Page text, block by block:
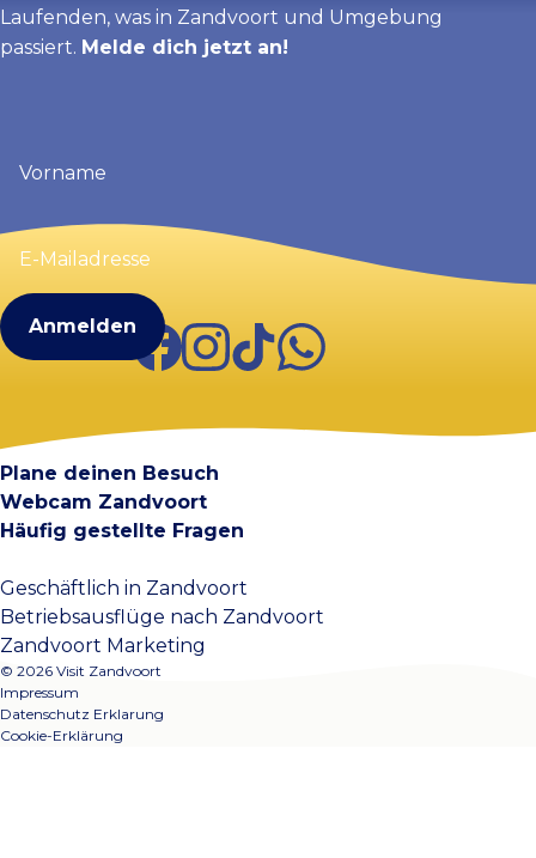
Laufenden, was in Zandvoort und Umgebung
passiert. Melde dich jetzt an!
(erforderlich)
E-
Mailadresse
FacebookInstagram
TikTokWhatsApp
Plane deinen Besuch
Webcam Zandvoort
Häufig gestellte Fragen
Geschäftlich in Zandvoort
Betriebsausflüge nach Zandvoort
Zandvoort Marketing
© 2026 Visit Zandvoort
Impressum
Datenschutz Erklarung
Cookie-Erklärung